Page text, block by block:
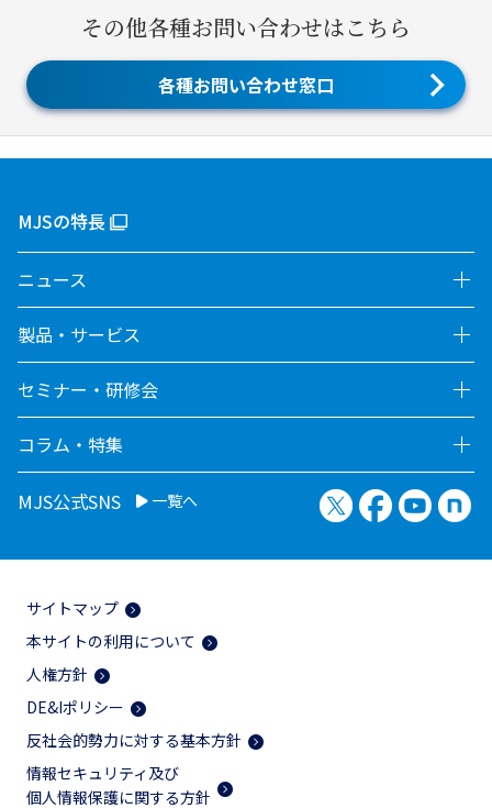
その他各種お問い合わせはこちら
各種お問い合わせ窓口
MJSの特長
ニュース
製品・サービス
セミナー・研修会
コラム・特集
MJS公式SNS 一覧へ X（旧Twitter）
Facebook
サイトマップ
本サイトの利用について
人権方針
DE&Iポリシー
反社会的勢力に対する基本方針
情報セキュリティ及び
個人情報保護に関する方針